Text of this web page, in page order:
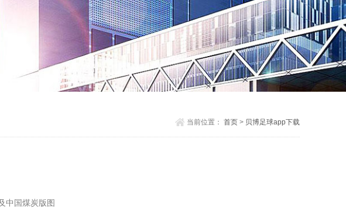
当前位置： 首页> 贝博足球app下载
中国煤炭版图